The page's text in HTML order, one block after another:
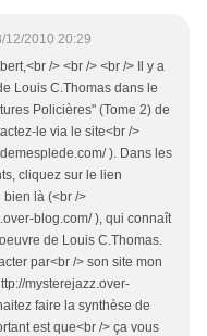
12/2010 20:29
/> <br /> <br /> Il y a
Louis C.Thomas dans le
Policières" (Tome 2) de
le via le site<br />
). Dans les
cliquez sur le lien
là (<br />
blog.com/ ), qui connaît
de Louis C.Thomas.
par<br /> son site mon
mysterejazz.over-
faire la synthèse de
est que<br /> ça vous